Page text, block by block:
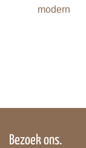
modern
Bezoek ons.